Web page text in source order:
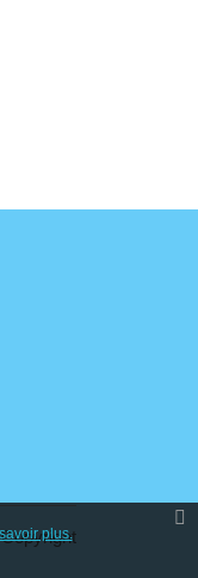
plus.